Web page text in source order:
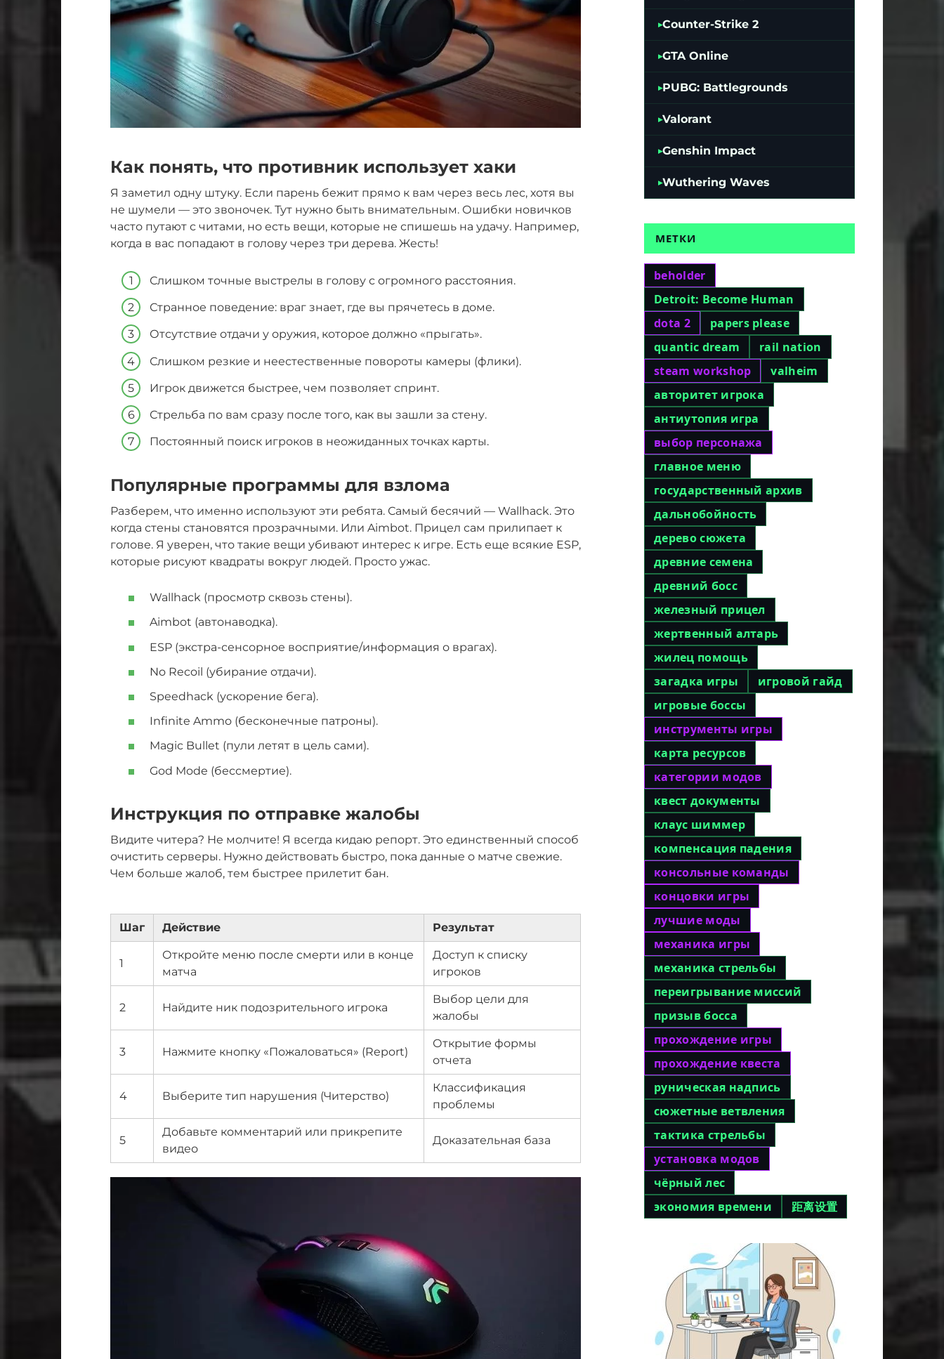
Как понять, что противник использует хаки
Я заметил одну штуку. Если парень бежит прямо к вам через весь лес, хотя вы
не шумели — это звоночек. Тут нужно быть внимательным. Ошибки новичков
часто путают с читами, но есть вещи, которые не спишешь на удачу. Например,
когда в вас попадают в голову через три дерева. Жесть!
Слишком точные выстрелы в голову с огромного расстояния.
Странное поведение: враг знает, где вы прячетесь в доме.
Отсутствие отдачи у оружия, которое должно «прыгать».
Слишком резкие и неестественные повороты камеры (флики).
Игрок движется быстрее, чем позволяет спринт.
Стрельба по вам сразу после того, как вы зашли за стену.
Постоянный поиск игроков в неожиданных точках карты.
Популярные программы для взлома
Разберем, что именно используют эти ребята. Самый бесячий — Wallhack. Это
когда стены становятся прозрачными. Или Aimbot. Прицел сам прилипает к
голове. Я уверен, что такие вещи убивают интерес к игре. Есть еще всякие ESP,
которые рисуют квадраты вокруг людей. Просто ужас.
Wallhack (просмотр сквозь стены).
Aimbot (автонаводка).
ESP (экстра-сенсорное восприятие/информация о врагах).
No Recoil (убирание отдачи).
Speedhack (ускорение бега).
Infinite Ammo (бесконечные патроны).
Magic Bullet (пули летят в цель сами).
God Mode (бессмертие).
Инструкция по отправке жалобы
Видите читера? Не молчите! Я всегда кидаю репорт. Это единственный способ
очистить серверы. Нужно действовать быстро, пока данные о матче свежие.
Чем больше жалоб, тем быстрее прилетит бан.
Шаг Действие Результат
1
Откройте меню после смерти или в конце
матча
Доступ к списку
игроков
2 Найдите ник подозрительного игрока
Выбор цели для
жалобы
3 Нажмите кнопку «Пожаловаться» (Report)
Открытие формы
отчета
4 Выберите тип нарушения (Читерство)
Классификация
проблемы
5
Добавьте комментарий или прикрепите
видео
Доказательная база
Counter-Strike 2
GTA Online
PUBG: Battlegrounds
Valorant
Genshin Impact
Wuthering Waves
МЕТКИ
beholder
Detroit: Become Human
dota 2
papers please
quantic dream
rail nation
steam workshop
valheim
авторитет игрока
антиутопия игра
выбор персонажа
главное меню
государственный архив
дальнобойность
дерево сюжета
древние семена
древний босс
железный прицел
жертвенный алтарь
жилец помощь
загадка игры
игровой гайд
игровые боссы
инструменты игры
карта ресурсов
категории модов
квест документы
клаус шиммер
компенсация падения
консольные команды
концовки игры
лучшие моды
механика игры
механика стрельбы
переигрывание миссий
призыв босса
прохождение игры
прохождение квеста
руническая надпись
сюжетные ветвления
тактика стрельбы
установка модов
чёрный лес
экономия времени
距离设置